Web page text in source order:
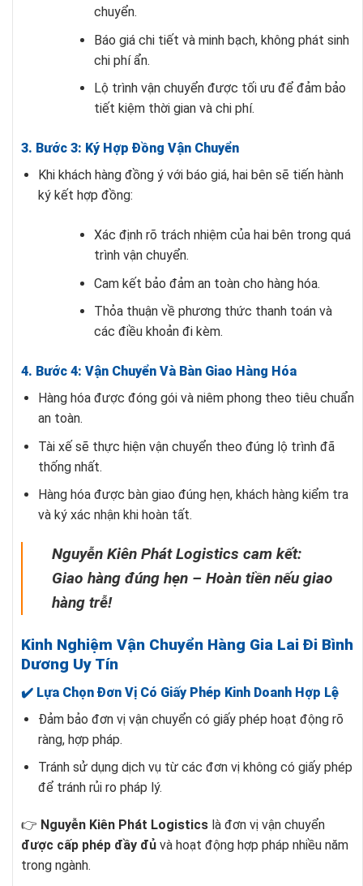
chuyển.
Báo giá chi tiết và minh bạch, không phát sinh
chi phí ẩn.
Lộ trình vận chuyển được tối ưu để đảm bảo
tiết kiệm thời gian và chi phí.
3. Bước 3: Ký Hợp Đồng Vận Chuyển
Khi khách hàng đồng ý với báo giá, hai bên sẽ tiến hành
ký kết hợp đồng:
Xác định rõ trách nhiệm của hai bên trong quá
trình vận chuyển.
Cam kết bảo đảm an toàn cho hàng hóa.
Thỏa thuận về phương thức thanh toán và
các điều khoản đi kèm.
4. Bước 4: Vận Chuyển Và Bàn Giao Hàng Hóa
Hàng hóa được đóng gói và niêm phong theo tiêu chuẩn
an toàn.
Tài xế sẽ thực hiện vận chuyển theo đúng lộ trình đã
thống nhất.
Hàng hóa được bàn giao đúng hẹn, khách hàng kiểm tra
và ký xác nhận khi hoàn tất.
Nguyễn Kiên Phát Logistics cam kết:
Giao hàng đúng hẹn – Hoàn tiền nếu giao
hàng trễ!
Kinh Nghiệm Vận Chuyển Hàng Gia Lai Đi Bình
Dương Uy Tín
✔️ Lựa Chọn Đơn Vị Có Giấy Phép Kinh Doanh Hợp Lệ
Đảm bảo đơn vị vận chuyển có giấy phép hoạt động rõ
ràng, hợp pháp.
Tránh sử dụng dịch vụ từ các đơn vị không có giấy phép
để tránh rủi ro pháp lý.
👉 Nguyễn Kiên Phát Logistics là đơn vị vận chuyển
được cấp phép đầy đủ và hoạt động hợp pháp nhiều năm
trong ngành.